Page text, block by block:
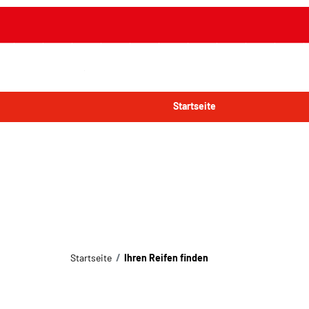
Startseite
Startseite Ihren Reifen finden